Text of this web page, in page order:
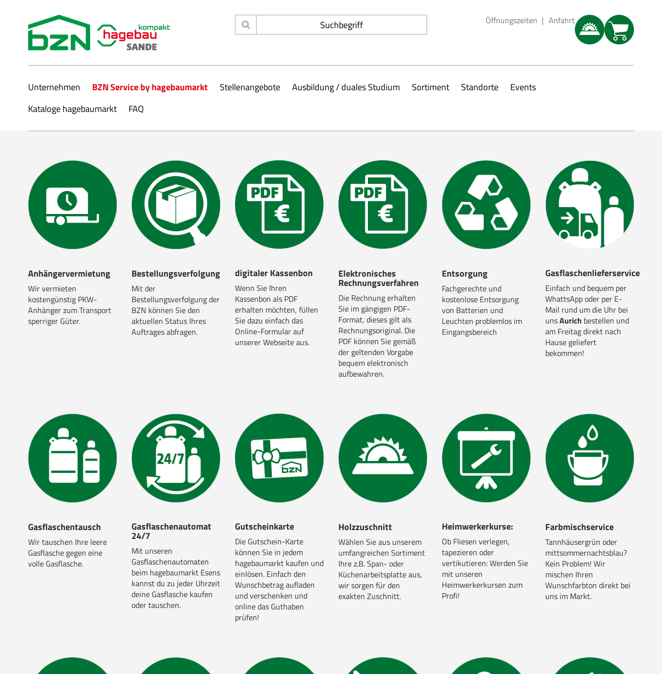
Öffnungszeiten Anfahrt
Unternehmen BZN Service by hagebaumarkt Stellenangebote Ausbildung / duales Studium Sortiment Standorte
Events
Kataloge hagebaumarkt
FAQ
Anhängervermietung
Wir vermieten
kostengünstig PKW-
Anhänger zum Transport
sperriger Güter.
Bestellungsverfolgung
Mit der
Bestellungsverfolgung der
BZN können Sie den
aktuellen Status Ihres
Auftrages abfragen.
digitaler Kassenbon
Wenn Sie Ihren
Kassenbon als PDF
erhalten möchten, füllen
Sie dazu einfach das
Online-Formular auf
unserer Webseite aus.
Elektronisches
Rechnungsverfahren
Die Rechnung erhalten
Sie im gängigen PDF-
Format, dieses gilt als
Rechnungsoriginal. Die
PDF können Sie gemäß
der geltenden Vorgabe
bequem elektronisch
aufbewahren.
Entsorgung
Fachgerechte und
kostenlose Entsorgung
von Batterien und
Leuchten problemlos im
Eingangsbereich
Gasflaschenlieferservice
Einfach und bequem per
WhattsApp oder per E-
Mail rund um die Uhr bei
unsAurich bestellen und
am Freitag direkt nach
Hause geliefert
bekommen!
Gasflaschentausch
Wir tauschen Ihre leere
Gasflasche gegen eine
volle Gasflasche.
Gasflaschenautomat
24/7
Mit unseren
Gasflaschenautomaten
beim hagebaumarkt Esens
kannst du zu jeder Uhrzeit
deine Gasflasche kaufen
oder tauschen.
Gutscheinkarte
Die Gutschein-Karte
können Sie in jedem
hagebaumarkt kaufen und
einlösen. Einfach den
Wunschbetrag aufladen
und verschenken und
online das Guthaben
prüfen!
Holzzuschnitt
Wählen Sie aus unserem
umfangreichen Sortiment
Ihre z.B. Span- oder
Küchenarbeitsplatte aus,
wir sorgen für den
exakten Zuschnitt.
Heimwerkerkurse:
Ob Fliesen verlegen,
tapezieren oder
vertikutieren: Werden Sie
mit unseren
Heimwerkerkursen zum
Profi!
Farbmischservice
Tannhäusergrün oder
mittsommernachtsblau?
Kein Problem! Wir
mischen Ihren
Wunschfarbton direkt bei
uns im Markt.